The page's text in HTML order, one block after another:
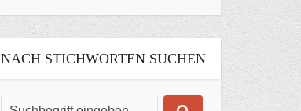
NACH STICHWORTEN SUCHEN